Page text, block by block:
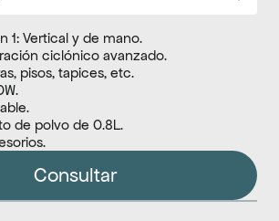
1: Vertical y de mano.
ciclónico avanzado.
pisos, tapices, etc.
de polvo de 0.8L.
Consultar